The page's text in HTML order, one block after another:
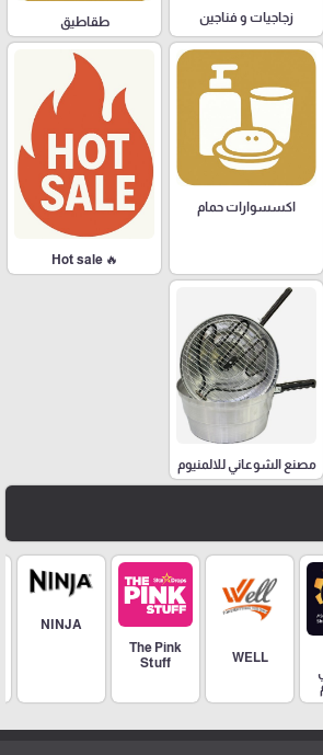
زجاجيات و فناجين طقاطيق
اكسسوارات حمام
🔥 Hot sale
مصنع الشوعاني للالمنيوم
WELL
The Pink
Stuff
NINJA